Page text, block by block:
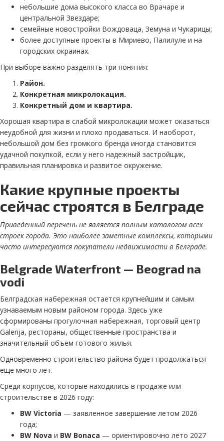
небольшие дома высокого класса во Врачаре и
центральной Звездаре;
семейные новостройки Вождоваца, Земуна и Чукарицы;
более доступные проекты в Мириево, Палилуле и на
городских окраинах.
При выборе важно разделять три понятия:
Район.
Конкретная микролокация.
Конкретный дом и квартира.
Хорошая квартира в слабой микролокации может оказаться
неудобной для жизни и плохо продаваться. И наоборот,
небольшой дом без громкого бренда иногда становится
удачной покупкой, если у него надежный застройщик,
правильная планировка и развитое окружение.
Какие крупные проекты
сейчас строятся в Белграде
Приведенный перечень не является полным каталогом всех
строек города. Это наиболее заметные комплексы, которыми
часто интересуются покупатели недвижимости в Белграде.
Belgrade Waterfront — Beograd na
vodi
Белградская набережная остается крупнейшим и самым
узнаваемым новым районом города. Здесь уже
сформированы прогулочная набережная, торговый центр
Galerija, рестораны, общественные пространства и
значительный объем готового жилья.
Одновременно строительство района будет продолжаться
еще много лет.
Среди корпусов, которые находились в продаже или
строительстве в 2026 году:
BW Victoria — заявленное завершение летом 2026
года;
BW Nova и BW Bonaca — ориентировочно лето 2027